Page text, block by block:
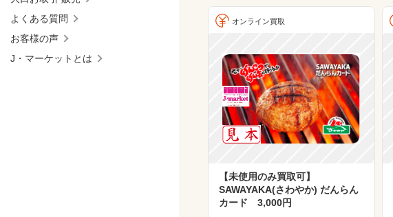
よくある質問
お客様の声
J・マーケットとは
オンライン買取
【未使用のみ買取可】
SAWAYAKA(さわやか) だんらん
カード 3,000円